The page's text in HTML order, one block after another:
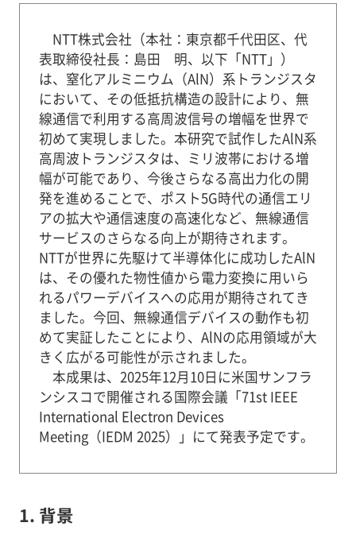
NTT株式会社（本社：東京都千代田区、代
表取締役社長：島田 明、以下「NTT」）
は、窒化アルミニウム（AlN）系トランジスタ
において、その低抵抗構造の設計により、無
線通信で利用する高周波信号の増幅を世界で
初めて実現しました。本研究で試作したAlN系
高周波トランジスタは、ミリ波帯における増
幅が可能であり、今後さらなる高出力化の開
発を進めることで、ポスト5G時代の通信エリ
アの拡大や通信速度の高速化など、無線通信
サービスのさらなる向上が期待されます。
NTTが世界に先駆けて半導体化に成功したAlN
は、その優れた物性値から電力変換に用いら
れるパワーデバイスへの応用が期待されてき
ました。今回、無線通信デバイスの動作も初
めて実証したことにより、AlNの応用領域が大
きく広がる可能性が示されました。
本成果は、2025年12月10日に米国サンフラ
ンシスコで開催される国際会議「71st IEEE
International Electron Devices
Meeting（IEDM 2025）」にて発表予定です。
1. 背景